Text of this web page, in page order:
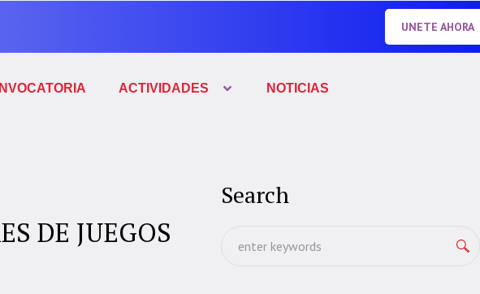
UNETE AHORA
ACTIVIDADES NOTICIAS
DE JUEGOS
Search